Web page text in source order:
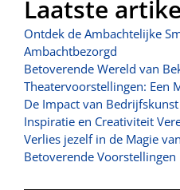
Laatste
Ontdek de Ambachtelijke
Ambachtbezorgd
Betoverende Wereld van
Theatervoorstellingen: Een
De Impact van
Inspiratie en Creativiteit
Verlies jezelf in de Magie
Betoverende